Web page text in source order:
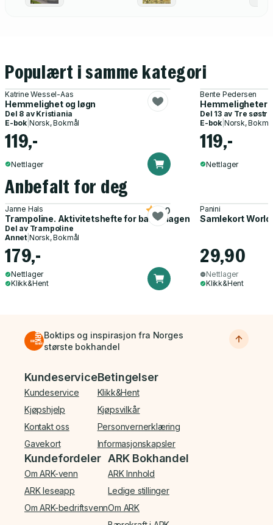
Populært i samme kategori
Katrine Wessel-Aas
Hemmelighet og løgn
Del 8 av Kristiania
E-bok Norsk, Bokmål
119,-
Nettlager
Bente Pedersen
Hemmeligheter
Del 13 av Tre søstre
E-bok| Norsk,
119,-
Nettlager
Anbefalt for deg
Janne Hals
Trampoline. Aktivitetshefte for barnehagen
5.0
Del av Trampoline
Annet Norsk, Bokmål
179,-
Nettlager
Klikk&Hent
Panini
Samlekort
29,90
Nettlager
Klikk&Hent
Boktips og inspirasjon fra Norges
største bokhandel
Bunnmeny
Kundeservice
Kundeservice
Kjøpshjelp
Kontakt oss
Gavekort
Betingelser
Klikk&Hent
Kjøpsvilkår
Personvernerklæring
Informasjonskapsler
Kundefordeler
Om ARK-venn
ARK leseapp
Om ARK-bedriftsvenn
ARK Bokhandel
ARK Innhold
Ledige stillinger
Om ARK